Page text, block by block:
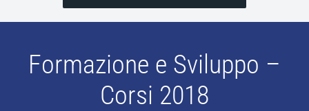
Formazione e Sviluppo –
Corsi 2018